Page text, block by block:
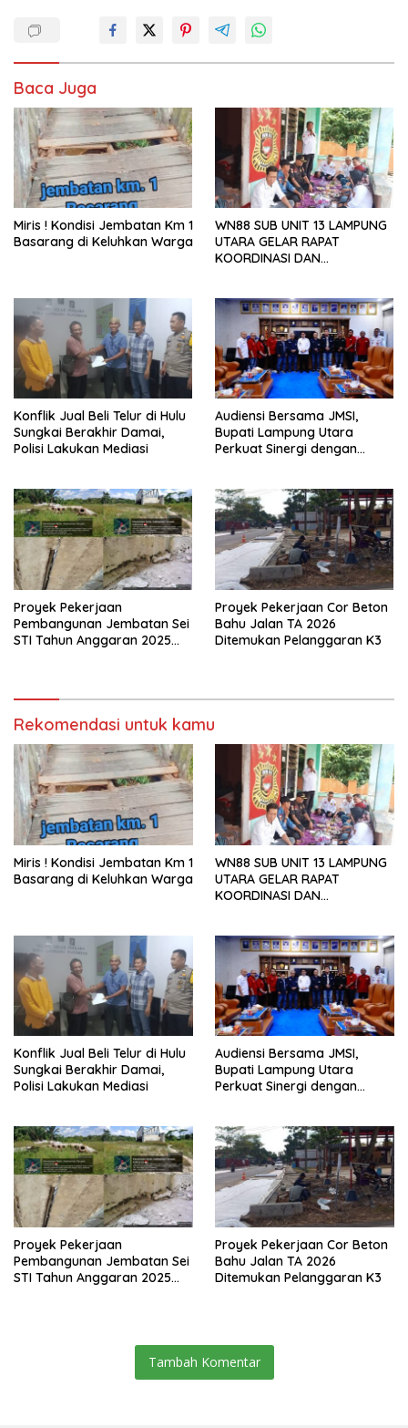
Baca Juga
Miris ! Kondisi Jembatan Km 1
Basarang di Keluhkan Warga
WN88 SUB UNIT 13 LAMPUNG
UTARA GELAR RAPAT
KOORDINASI DAN
Konflik Jual Beli Telur di Hulu
Sungkai Berakhir Damai,
Polisi Lakukan Mediasi
Audiensi Bersama JMSI,
Bupati Lampung Utara
Perkuat Sinergi dengan
Proyek Pekerjaan
Pembangunan Jembatan Sei
STI Tahun Anggaran 2025
Proyek Pekerjaan Cor Beton
Bahu Jalan TA 2026
Ditemukan Pelanggaran K3
Rekomendasi untuk kamu
Miris ! Kondisi Jembatan Km 1
Basarang di Keluhkan Warga
WN88 SUB UNIT 13 LAMPUNG
UTARA GELAR RAPAT
KOORDINASI DAN
Konflik Jual Beli Telur di Hulu
Sungkai Berakhir Damai,
Polisi Lakukan Mediasi
Audiensi Bersama JMSI,
Bupati Lampung Utara
Perkuat Sinergi dengan
Proyek Pekerjaan
Pembangunan Jembatan Sei
STI Tahun Anggaran 2025
Proyek Pekerjaan Cor Beton
Bahu Jalan TA 2026
Ditemukan Pelanggaran K3
Tambah Komentar